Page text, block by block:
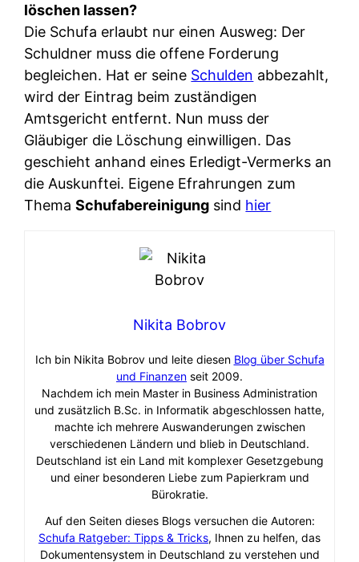
löschen lassen?
Die Schufa erlaubt nur einen Ausweg: Der
Schuldner muss die offene Forderung
begleichen. Hat er seine Schulden abbezahlt,
wird der Eintrag beim zuständigen
Amtsgericht entfernt. Nun muss der
Gläubiger die Löschung einwilligen. Das
geschieht anhand eines Erledigt-Vermerks an
die Auskunftei. Eigene Efrahrungen zum
ThemaSchufabereinigung sind hier
Nikita Bobrov
Ich bin Nikita Bobrov und leite diesen Blog über Schufa
und Finanzen seit 2009.
Nachdem ich mein Master in Business Administration
und zusätzlich B.Sc. in Informatik abgeschlossen hatte,
machte ich mehrere Auswanderungen zwischen
verschiedenen Ländern und blieb in Deutschland.
Deutschland ist ein Land mit komplexer Gesetzgebung
und einer besonderen Liebe zum Papierkram und
Bürokratie.
Auf den Seiten dieses Blogs versuchen die Autoren:
Schufa Ratgeber: Tipps & Tricks, Ihnen zu helfen, das
Dokumentensystem in Deutschland zu verstehen und